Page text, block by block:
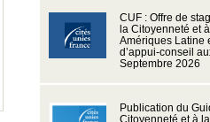
CUF : Offre de
la Citoyenneté et
Amériques Latine
d’appui-conseil
Septembre 2026
Publication du
Citoyenneté et à